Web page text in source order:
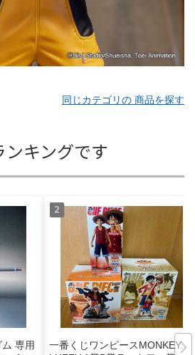
同じカテゴリの 商品を探す
キングです
専用
一番くじワンピースMONKEY.D.